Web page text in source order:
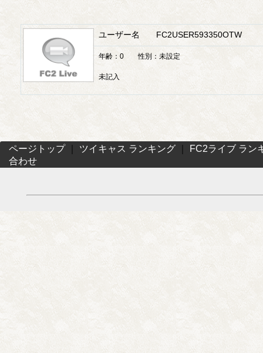
ユーザー名 FC2USER593350OTW
年齢：0 性別：未設定
未記入
ページトップ｜ ツイキャス ランキング
FC2ライブ ラン
合わせ